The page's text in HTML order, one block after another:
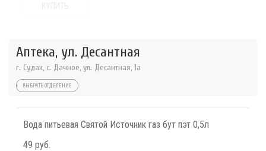
Аптека, ул. Десантная
г. Судак, с. Дачное, ул. Десантная, 1а
ВЫБРАТЬ ОТДЕЛЕНИЕ
Вода питьевая Святой Источник газ бут пэт 0,5л
49 руб.